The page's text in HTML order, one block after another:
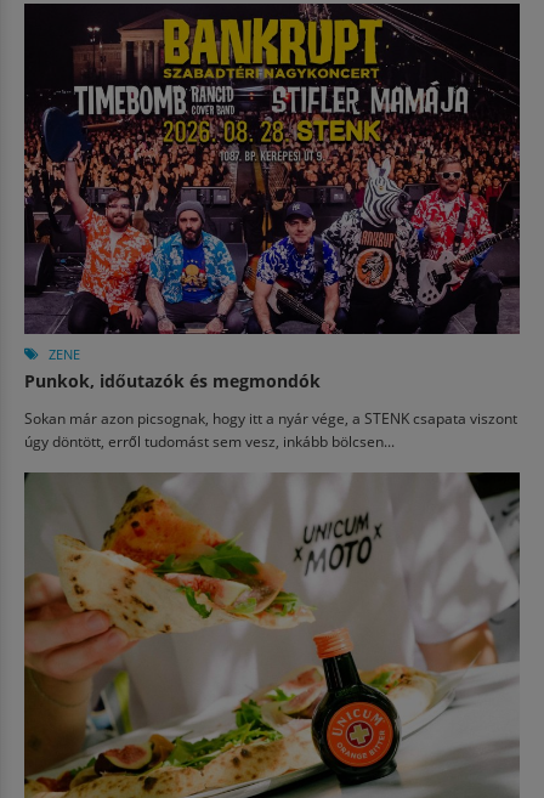
ZENE
Punkok, időutazók és megmondók
Sokan már azon picsognak, hogy itt a nyár vége, a STENK csapata viszont
úgy döntött, erről tudomást sem vesz, inkább bölcsen...